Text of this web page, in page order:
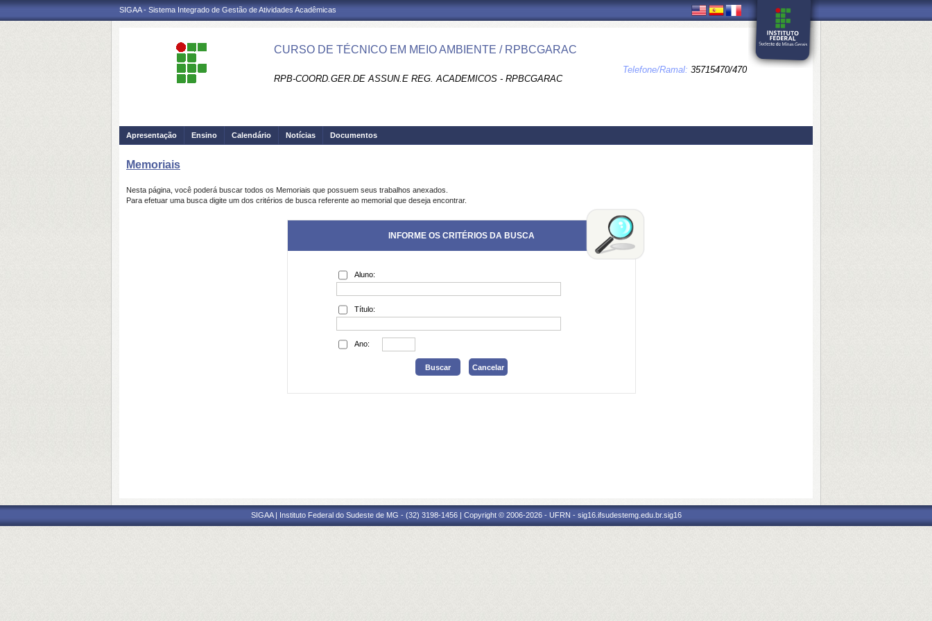
SIGAA - Sistema Integrado de Gestão de Atividades Acadêmicas
CURSO DE TÉCNICO EM MEIO AMBIENTE / RPBCGARAC
RPB-COORD.GER.DE ASSUN.E REG. ACADEMICOS - RPBCGARAC
Telefone/Ramal: 35715470/470
Apresentação Ensino Calendário Notícias Documentos
Memoriais
Nesta página, você poderá buscar todos os Memoriais que possuem seus trabalhos anexados.
Para efetuar uma busca digite um dos critérios de busca referente ao memorial que deseja encontrar.
INFORME OS CRITÉRIOS DA BUSCA
Aluno:
Título:
Ano:
SIGAA | Instituto Federal do Sudeste de MG - (32) 3198-1456 | Copyright © 2006-2026 - UFRN - sig16.ifsudestemg.edu.br.sig16